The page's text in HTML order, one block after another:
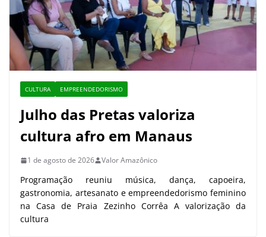
CULTURA EMPREENDEDORISMO
Julho das Pretas valoriza
cultura afro em Manaus
1 de agosto de 2026 Valor Amazônico
Programação reuniu música, dança, capoeira,
gastronomia, artesanato e empreendedorismo feminino
na Casa de Praia Zezinho Corrêa A valorização da
cultura